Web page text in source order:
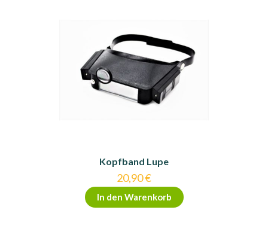
der
Produktseite
gewählt
Kopfband Lupe
20,90€
In den Warenkorb